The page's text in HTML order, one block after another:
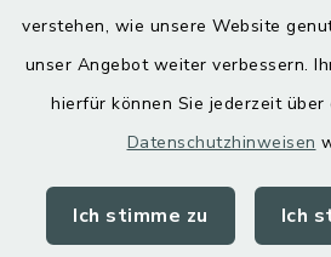
verstehen, wie unsere Website
unser Angebot weiter verbessern.
hierfür können Sie jederzeit über
Datenschutzhinweisen
Ich stimme zu Ich
Digitaler Ortsplan
Kontakt